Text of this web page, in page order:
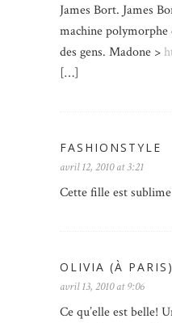
James Bort. James
machine
des gens. Madone >
[…]
FASHIONSTYLE
avril 12, 2010 at 3:21
Cette fille est
OLIVIA (À PARIS)
avril 13, 2010 at 9:06
Ce qu’elle est belle!